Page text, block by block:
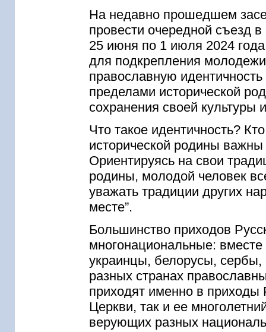
На недавно прошедшем
провести очередной съезд
25 июня по 1 июля 2024
для подкрепления
православную
пределами исторической
сохранения своей культуры
Что такое идентичность?
исторической родины
Ориентируясь на свои
родины, молодой человек
уважать традиции других
месте”.
Большинство приходов
многонациональные:
украинцы, белорусы,
разных странах
приходят именно в приходы
Церкви, так и ее
верующих разных